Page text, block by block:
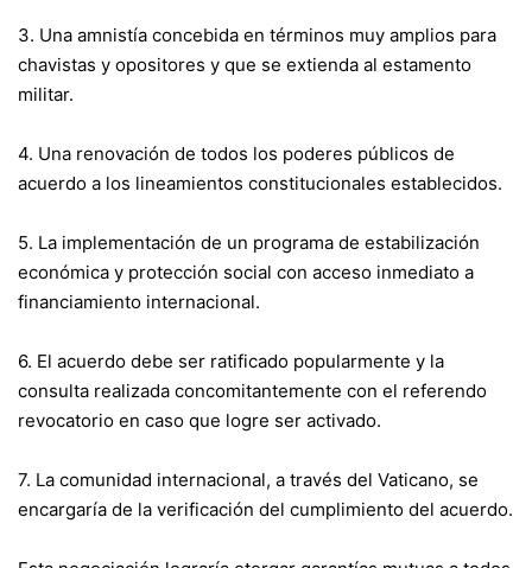
3. Una amnistía concebida en términos muy amplios para
chavistas y opositores y que se extienda al estamento
militar.
4. Una renovación de todos los poderes públicos de
acuerdo a los lineamientos constitucionales establecidos.
5. La implementación de un programa de estabilización
económica y protección social con acceso inmediato a
financiamiento internacional.
6. El acuerdo debe ser ratificado popularmente y la
consulta realizada concomitantemente con el referendo
revocatorio en caso que logre ser activado.
7. La comunidad internacional, a través del Vaticano, se
encargaría de la verificación del cumplimiento del acuerdo.